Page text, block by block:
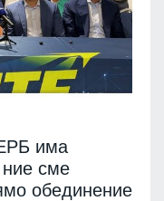
има
ние сме
обединение